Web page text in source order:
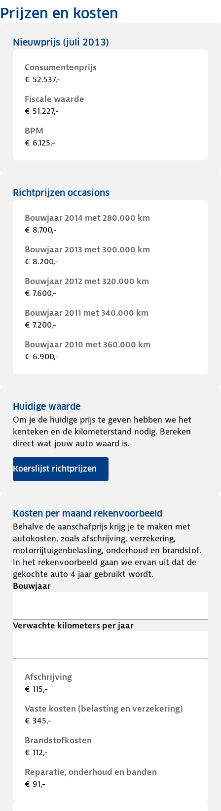
Prijzen en kosten
Nieuwprijs (juli 2013)
Consumentenprijs
€ 52.537,-
Fiscale waarde
€ 51.227,-
BPM
€ 6.125,-
Richtprijzen occasions
Bouwjaar 2014 met 280.000 km
€ 8.700,-
Bouwjaar 2013 met 300.000 km
€ 8.200,-
Bouwjaar 2012 met 320.000 km
€ 7.600,-
Bouwjaar 2011 met 340.000 km
€ 7.200,-
Bouwjaar 2010 met 360.000 km
€ 6.900,-
Huidige waarde
Om je de huidige prijs te geven hebben we het
kenteken en de kilometerstand nodig. Bereken
direct wat jouw auto waard is.
Koerslijst richtprijzen
Kosten per maand rekenvoorbeeld
Behalve de aanschafprijs krijg je te maken met
autokosten, zoals afschrijving, verzekering,
motorrijtuigenbelasting, onderhoud en brandstof.
In het rekenvoorbeeld gaan we ervan uit dat de
gekochte auto 4 jaar gebruikt wordt.
Bouwjaar
Verwachte kilometers per jaar
Afschrijving
€ 115,-
Vaste kosten (belasting en verzekering)
€ 345,-
Brandstofkosten
€ 112,-
Reparatie, onderhoud en banden
€ 91,-